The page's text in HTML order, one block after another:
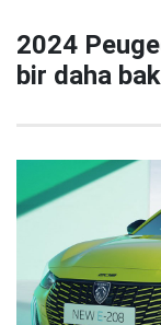
2024
bir daha